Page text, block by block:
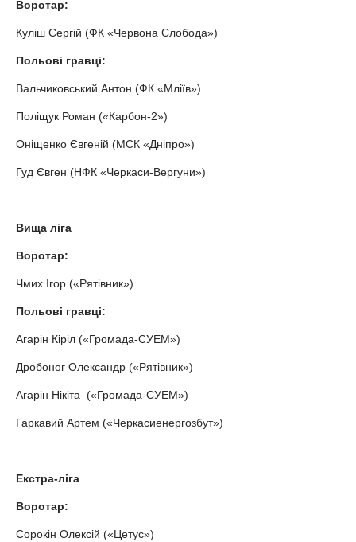
Воротар:
Куліш Сергій (ФК «Червона Слобода»)
Польові гравці:
Вальчиковський Антон (ФК «Мліїв»)
Поліщук Роман («Карбон-2»)
Оніщенко Євгеній (МСК «Дніпро»)
Гуд Євген (НФК «Черкаси-Вергуни»)
Вища ліга
Воротар:
Чмих Ігор («Рятівник»)
Польові гравці:
Агарін Кіріл («Громада-СУЕМ»)
Дробоног Олександр («Рятівник»)
Агарін Нікіта («Громада-СУЕМ»)
Гаркавий Артем («Черкасиенергозбут»)
Екстра-ліга
Воротар:
Сорокін Олексій («Цетус»)